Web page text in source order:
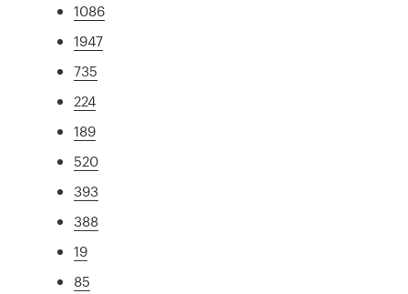
1086
1947
735
224
189
520
393
388
19
85